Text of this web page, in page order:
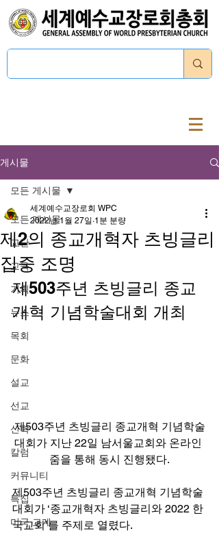
게시물
모든 게시물
교단
교육
기획
뉴스
목회
문화
설교
선교
신학
칼럼
커뮤니티
특집
미국 교계
모든 게시물
제2의 종교개혁자 츠빙글리
집중 조명
세계예수교장로회 WPC
2022년 1월 27일 1분 분량
제503주년 츠빙글리 종교
개혁 기념학술대회 개최
제503주년 츠빙글리 종교개혁 기념학술
대회가 지난 22일 남서울교회와 온라인
줌을 통해 동시 진행됐다.
제503주년 츠빙글리 종교개혁 기념학술
대회가 ‘종교개혁자 츠빙글리와 2022 한
국교회’를 주제로 열렸다.